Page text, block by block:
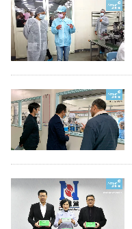
時
事
欄
訂
閱
區